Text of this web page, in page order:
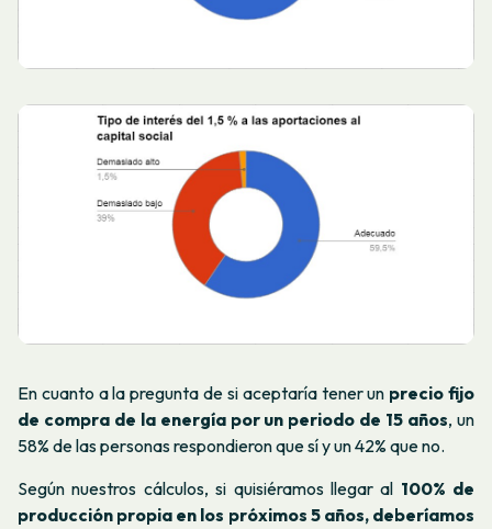
En cuanto a la pregunta de si aceptaría tener un precio fijo
de compra de la energía por un periodo de 15 años, un
58% de las personas respondieron que sí y un 42% que no.
Según nuestros cálculos, si quisiéramos llegar al 100% de
producción propia en los próximos 5 años, deberíamos